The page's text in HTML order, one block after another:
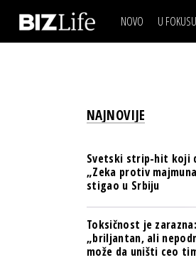
NOVO U FOKUSU
NAJNOVIJE
Svetski strip-hit koji
„Zeka protiv
stigao u Srbiju
Toksičnost je
„briljantan, ali
može da uništi ceo